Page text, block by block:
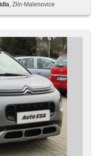
Kopflehnen,
, Zlín-Malenovice